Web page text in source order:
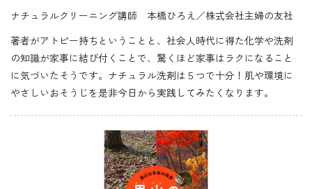
ナチュラルクリーニング講師 本橋ひろえ／株式会社主婦の友社
著者がアトピー持ちということと、社会人時代に得た化学や洗剤
の知識が家事に結び付くことで、驚くほど家事はラクになること
に気づいたそうです。ナチュラル洗剤は５つで十分！肌や環境に
やさしいおそうじを是非今日から実践してみたくなります。